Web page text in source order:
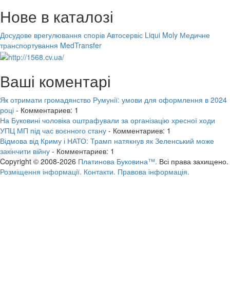
Нове в каталозі
Досудове врегулювання спорів Автосервіс Liqui Moly Медичне
транспортування MedTransfer
Ваші коментарі
Як отримати громадянство Румунії: умови для оформлення в 2024
році - Комментариев: 1
На Буковині чоловіка оштрафували за організацію хресної ходи
УПЦ МП під час воєнного стану - Комментариев: 1
Відмова від Криму і НАТО: Трамп натякнув як Зеленський може
закінчити війну - Комментариев: 1
Copyright © 2008-2026 Платинова Буковина™. Всі права захищено.
Розміщення інформації. Контакти. Правова інформація.